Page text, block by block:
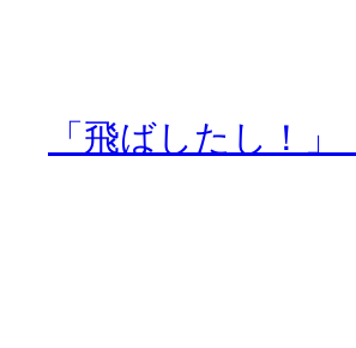
「飛ばしたし！」